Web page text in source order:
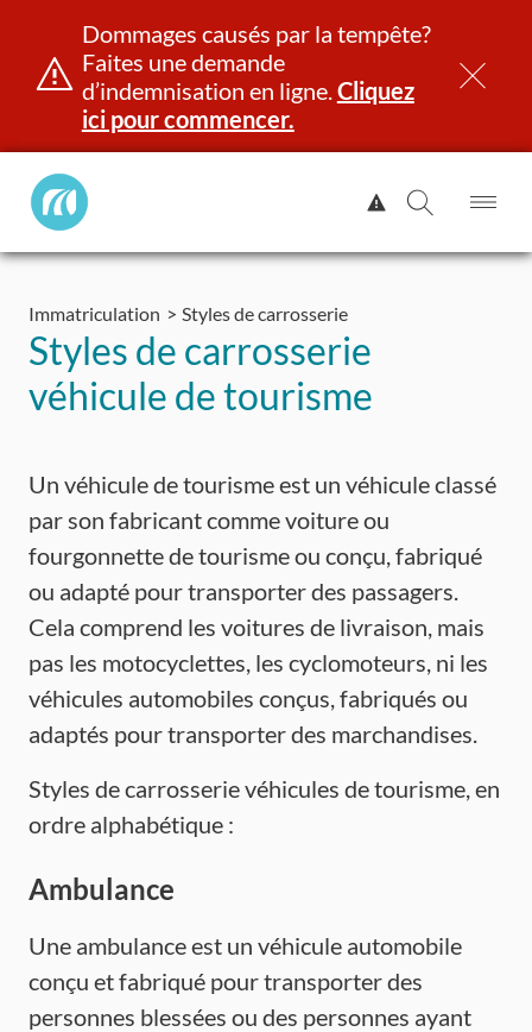
Aller
contenu
Dommages causés par la tempête?
Faites une demande
d’indemnisation en ligne.Cliquez
ici pour commencer.
Manitoba
Public
Afficher
l'alerte.
la
le
Immatriculation
Immatriculation Styles de carrosserie
Styles de carrosserie
véhicule de tourisme
Un véhicule de tourisme est un véhicule classé
par son fabricant comme voiture ou
fourgonnette de tourisme ou conçu, fabriqué
ou adapté pour transporter des passagers.
Cela comprend les voitures de livraison, mais
pas les motocyclettes, les cyclomoteurs, ni les
véhicules automobiles conçus, fabriqués ou
adaptés pour transporter des marchandises.
Styles de carrosserie véhicules de tourisme, en
ordre alphabétique :
Ambulance
Une ambulance est un véhicule automobile
conçu et fabriqué pour transporter des
personnes blessées ou des personnes ayant